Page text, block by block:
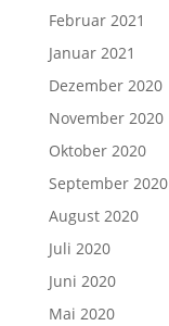
Februar 2021
Januar 2021
Dezember 2020
November 2020
Oktober 2020
September 2020
August 2020
Juli 2020
Juni 2020
Mai 2020